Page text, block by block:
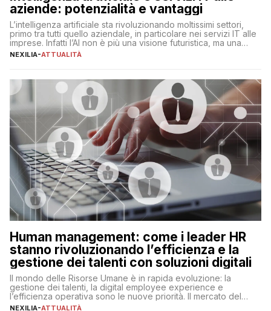
aziende: potenzialità e vantaggi
L’intelligenza artificiale sta rivoluzionando moltissimi settori,
primo tra tutti quello aziendale, in particolare nei servizi IT alle
imprese. Infatti l’AI non è più una visione futuristica, ma una
realtà operativa che sta portando a un cambio significativo in
operazioni, bensì comporta […]
NEXILIA-ATTUALITÀ
Human management: come i leader HR
stanno rivoluzionando l’efficienza e la
gestione dei talenti con soluzioni digitali
Il mondo delle Risorse Umane è in rapida evoluzione: la
gestione dei talenti, la digital employee experience e
l’efficienza operativa sono le nuove priorità. Il mercato del
lavoro, d’altra parte, è sempre più competitivo con una lotta
NEXILIA-ATTUALITÀ